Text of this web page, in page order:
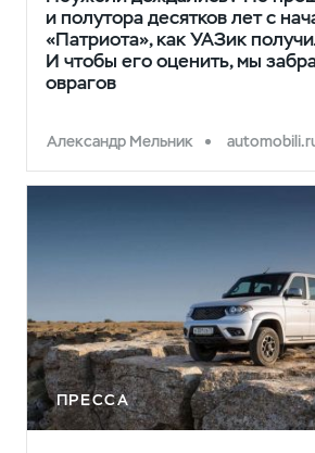
и полутора десятков лет с
«Патриота», как УАЗик
И чтобы его оценить, мы
оврагов
Александр Мельник
ПРЕССА